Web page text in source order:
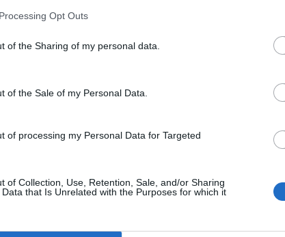
Opt Outs
of the Sharing of my personal data.
of the Sale of my Personal Data.
of processing my Personal Data for Targeted
of Collection, Use, Retention, Sale, and/or Sharing
that Is Unrelated with the Purposes for which it
και